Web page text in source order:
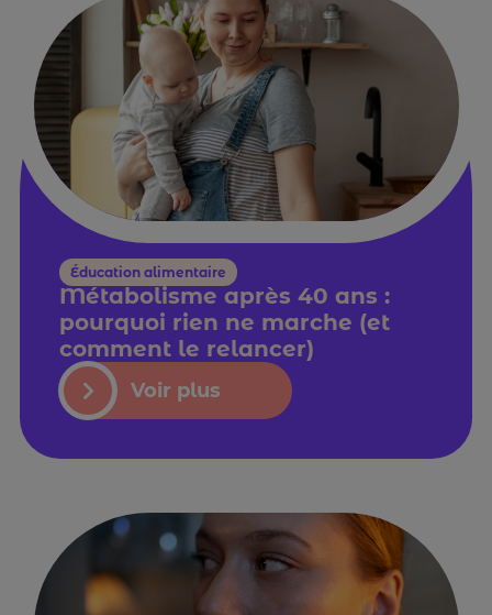
Éducation alimentaire
Métabolisme après 40 ans :
pourquoi rien ne marche (et
comment le relancer)
Voir plus